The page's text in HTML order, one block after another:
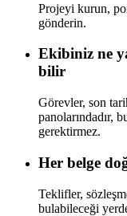
Projeyi kurun,
gönderin.
Ekibiniz ne
bilir
Görevler, son
panolarındadır,
gerektirmez.
Her belge
Teklifler,
bulabileceği